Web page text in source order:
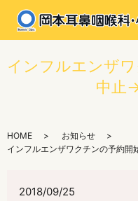
インフルエンザ
中止
HOME
お知らせ
インフルエンザワクチンの予約
2018/09/25